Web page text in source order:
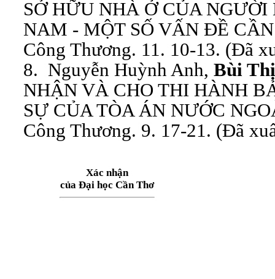
SỞ HỮU NHÀ Ở CỦA
NAM - MỘT SỐ VẤN ĐỀ
Công Thương. 11. 10-13. (Đã
8. Nguyễn Huỳnh Anh, Bùi
NHẬN VÀ CHO THI HÀNH
SỰ CỦA TÒA ÁN NƯỚC
Công Thương. 9. 17-21. (Đã
Xác nhận
của Đại học Cần Thơ